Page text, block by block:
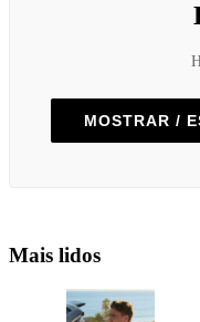
MOSTRAR /
Mais lidos